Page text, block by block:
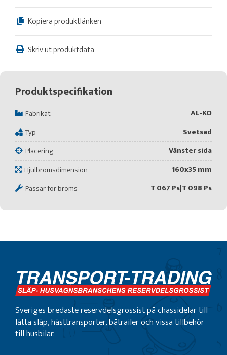
Kopiera produktlänken
Skriv ut produktdata
Produktspecifikation
Fabrikat
AL-KO
Typ
Svetsad
Placering
Vänster sida
Hjulbromsdimension
160x35 mm
Passar för broms
T 067 Ps|T 098 Ps
Sveriges bredaste reservdelsgrossist på chassidelar till
lätta släp, hästtransporter, båtrailer och vissa tillbehör
till husbilar.